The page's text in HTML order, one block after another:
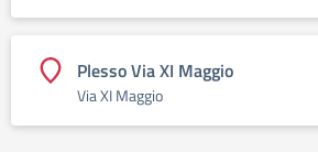
Plesso Via XI Maggio
Via XI Maggio